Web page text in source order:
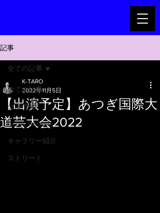
記事
全ての記事
公演情報
Active Report
ギャラリー紹介
ストリート
全ての記事
【出演予定】あつぎ国際大
道芸大会2022
K-TARO
2022年11月5日